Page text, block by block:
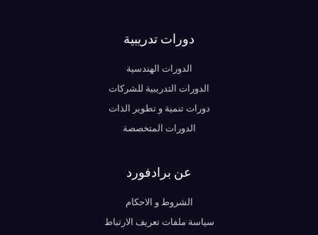
دورات تدريبية
الدورات الهندسية
الدورات التدريبية للشركات
دورات تنمية و تطوير الذات
الدورات المتخصصة
عن برادفورد
الشروط و الاحكام
سياسة ملفات تعريف الارتباط